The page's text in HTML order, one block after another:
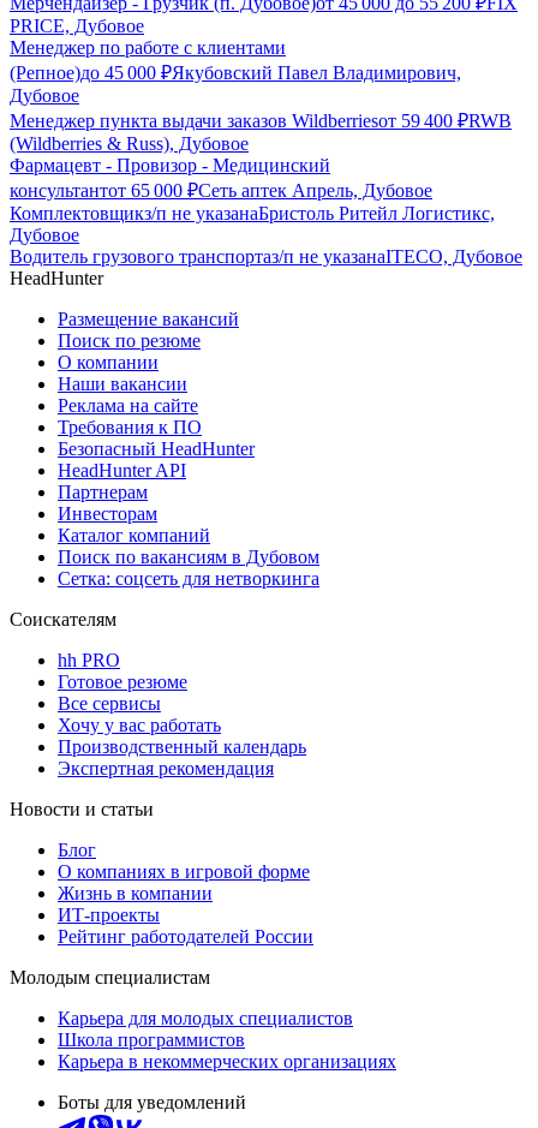
PRICE, Дубовое
Менеджер по работе с клиентами
(Репное)до 45 000 ₽Якубовский Павел Владимирович,
Дубовое
Менеджер пункта выдачи заказов Wildberriesот 59 400 ₽RWB
(Wildberries & Russ), Дубовое
Фармацевт - Провизор - Медицинский
консультантот 65 000 ₽Сеть аптек Апрель, Дубовое
Комплектовщикз/п не указанаБристоль Ритейл Логистикс,
Дубовое
Водитель грузового транспортаз/п не указанаITECO, Дубовое
HeadHunter
Размещение вакансий
Поиск по резюме
О компании
Наши вакансии
Реклама на сайте
Требования к ПО
Безопасный HeadHunter
HeadHunter API
Партнерам
Инвесторам
Каталог компаний
Поиск по вакансиям в Дубовом
Сетка: соцсеть для нетворкинга
Соискателям
hh PRO
Готовое резюме
Все сервисы
Хочу у вас работать
Производственный календарь
Экспертная рекомендация
Новости и статьи
Блог
О компаниях в игровой форме
Жизнь в компании
ИТ-проекты
Рейтинг работодателей России
Молодым специалистам
Карьера для молодых специалистов
Школа программистов
Карьера в некоммерческих организациях
Боты для уведомлений